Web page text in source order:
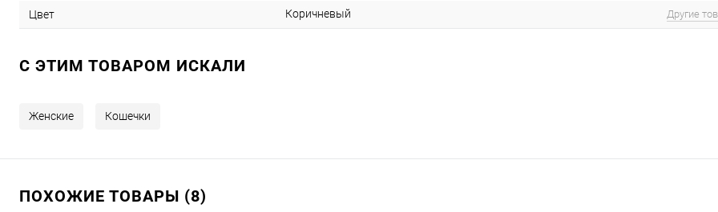
Цвет Коричневый Другие
C ЭТИМ ТОВАРОМ ИСКАЛИ
Женские Кошечки
ПОХОЖИЕ ТОВАРЫ (8)